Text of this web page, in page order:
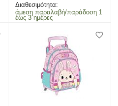
Διαθεσιμότητα:
άμεση παραλαβή/παράδοση 1
έως 3 ημέρες